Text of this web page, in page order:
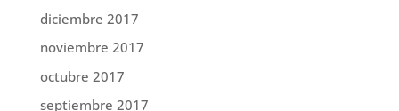
diciembre 2017
noviembre 2017
octubre 2017
septiembre 2017